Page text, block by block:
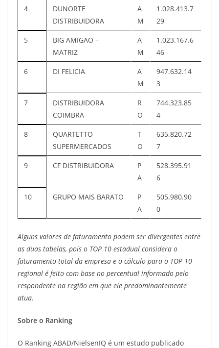
4
DUNORTE
DISTRIBUIDORA
A
M
1.028.413.7
29
5
BIG AMIGAO –
MATRIZ
A
M
1.023.167.6
46
6 DI FELICIA
A
M
947.632.14
3
7
DISTRIBUIDORA
COIMBRA
R
O
744.323.85
4
8
QUARTETTO
SUPERMERCADOS
T
O
635.820.72
7
9 CF DISTRIBUIDORA
P
A
528.395.91
6
10 GRUPO MAIS BARATO
P
A
505.980.90
0
Alguns valores de faturamento podem ser divergentes entre
as duas tabelas, pois o TOP 10 estadual considera o
faturamento total da empresa e o cálculo para o TOP 10
regional é feito com base no percentual informado pelo
respondente na região em que ele predominantemente
atua.
Sobre o Ranking
O Ranking ABAD/NielsenIQ é um estudo publicado